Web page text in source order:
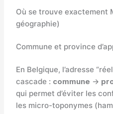
Où se trouve exactement
géographie)
Commune et province
En Belgique, l’adresse
cascade : commune →
qui permet d’éviter les
les micro-toponymes